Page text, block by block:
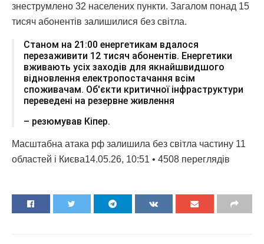
знеструмлено 32 населених пункти. Загалом понад 15
тисяч абонентів залишилися без світла.
Станом на 21:00 енергетикам вдалося
перезаживити 12 тисяч абонентів. Енергетики
вживають усіх заходів для якнайшвидшого
відновлення електропостачання всім
споживачам. Об'єкти критичної інфраструктури
переведені на резервне живлення
– резюмував Кіпер.
Масштабна атака рф залишила без світла частину 11
областей і Києва14.05.26, 10:51 • 4508 переглядiв